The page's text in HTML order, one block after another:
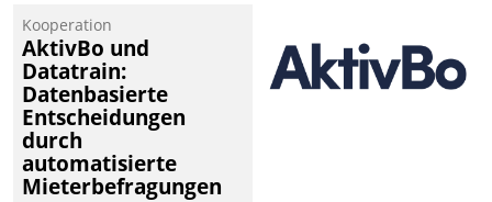
einsehen und ändern
oder
Schadensmeldungen
abgeben – rund um die
Uhr.
Kooperation
AktivBo und
Datatrain:
Datenbasierte
Entscheidungen
durch
automatisierte
Mieterbefragungen